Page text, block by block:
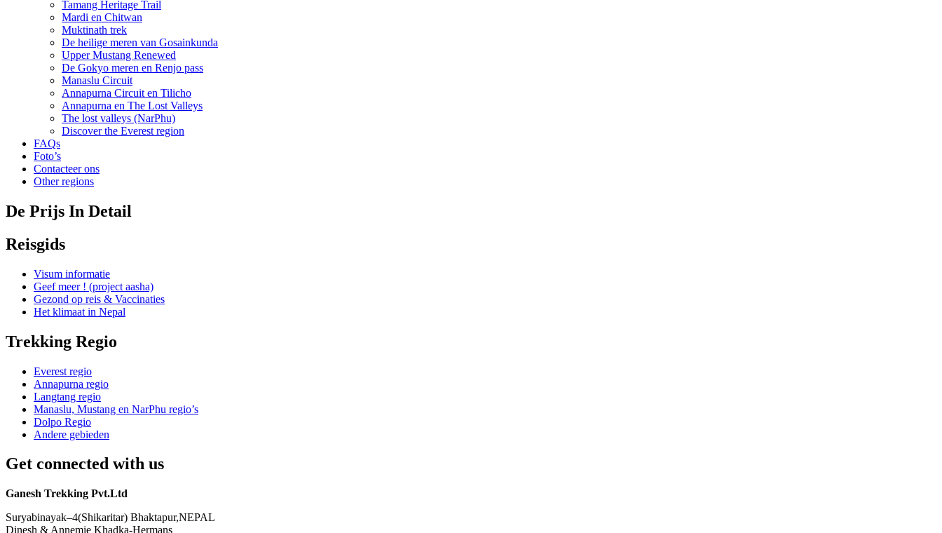
Tamang Heritage Trail
Mardi en Chitwan
Muktinath trek
De heilige meren van Gosainkunda
Upper Mustang Renewed
De Gokyo meren en Renjo pass
Manaslu Circuit
Annapurna Circuit en Tilicho
Annapurna en The Lost Valleys
The lost valleys (NarPhu)
Discover the Everest region
FAQs
Foto’s
Contacteer ons
Other regions
De Prijs In Detail
Reisgids
Visum informatie
Geef meer ! (project aasha)
Gezond op reis & Vaccinaties
Het klimaat in Nepal
Trekking Regio
Everest regio
Annapurna regio
Langtang regio
Manaslu, Mustang en NarPhu regio’s
Dolpo Regio
Andere gebieden
Get connected with us
Ganesh Trekking Pvt.Ltd
Suryabinayak–4(Shikaritar) Bhaktapur,NEPAL
Dinesh & Annemie Khadka-Hermans